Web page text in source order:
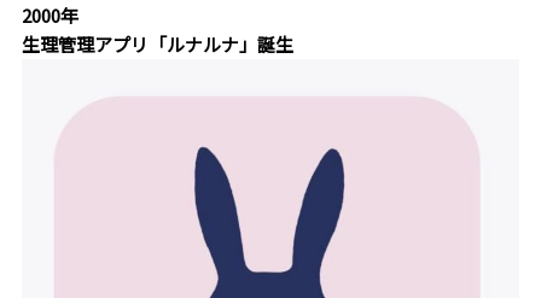
2000年
生理管理アプリ「ルナルナ」誕生